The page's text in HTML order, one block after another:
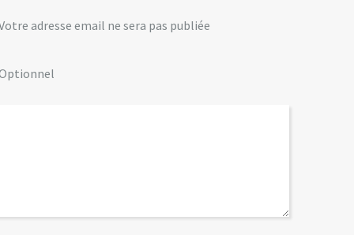
adresse email ne sera pas publiée